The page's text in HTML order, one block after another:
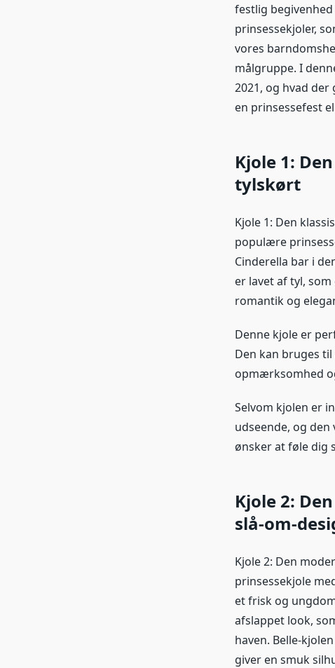
festlig
prinsessekjoler,
vores
målgruppe. I
2021, og hvad
en prinsessefest
Kjole 1:
tylskørt
Kjole 1: Den
populære
Cinderella bar i
er lavet af tyl,
romantik og
Denne kjole er
Den kan bruges
opmærksomhed
Selvom kjolen er
udseende, og
ønsker at føle dig
Kjole 2:
slå-om-
Kjole 2: Den
prinsessekjole
et frisk og
afslappet look,
haven. Belle-
giver en smuk